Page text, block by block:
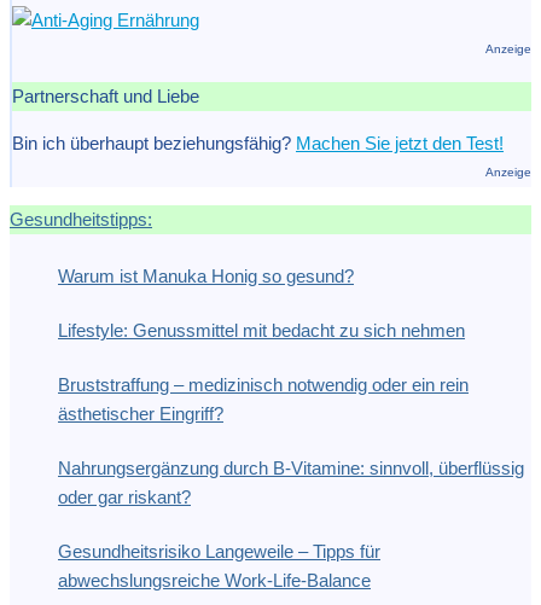
Anzeige
Partnerschaft und Liebe
Bin ich überhaupt beziehungsfähig? Machen Sie jetzt den Test!
Anzeige
Gesundheitstipps:
Warum ist Manuka Honig so gesund?
Lifestyle: Genussmittel mit bedacht zu sich nehmen
Bruststraffung – medizinisch notwendig oder ein rein
ästhetischer Eingriff?
Nahrungsergänzung durch B-Vitamine: sinnvoll, überflüssig
oder gar riskant?
Gesundheitsrisiko Langeweile – Tipps für
abwechslungsreiche Work-Life-Balance